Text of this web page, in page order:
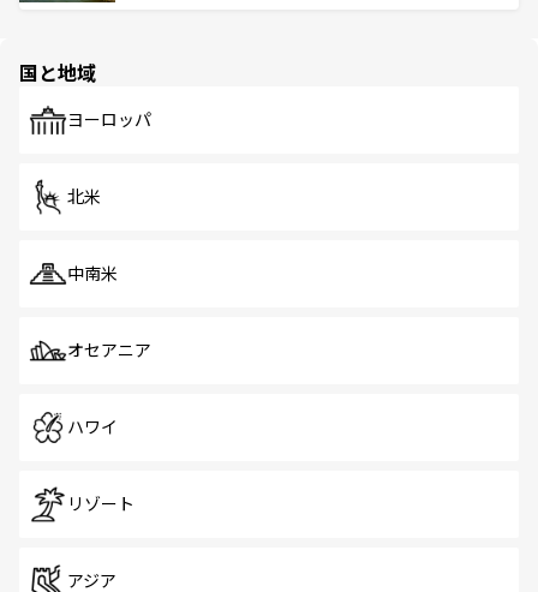
で、ホーカーズは地元の風情を楽しめる外せないスポット
国と地域
ヨーロッパ
北米
中南米
オセアニア
ハワイ
リゾート
アジア